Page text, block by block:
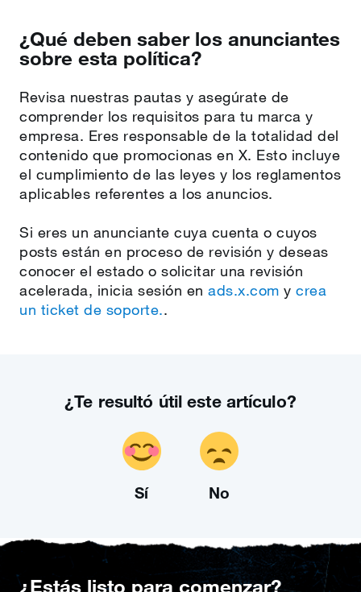
¿Qué deben saber los anunciantes
sobre esta política?
Revisa nuestras pautas y asegúrate de
comprender los requisitos para tu marca y
empresa. Eres responsable de la totalidad del
contenido que promocionas en X. Esto incluye
el cumplimiento de las leyes y los reglamentos
aplicables referentes a los anuncios.
Si eres un anunciante cuya cuenta o cuyos
posts están en proceso de revisión y deseas
conocer el estado o solicitar una revisión
acelerada, inicia sesión en ads.x.com y crea
un ticket de soporte..
¿Te resultó útil este artículo?
Sí No
¿Estás listo para comenzar?